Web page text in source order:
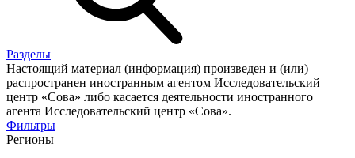
Разделы
Настоящий материал (информация) произведен и (или)
распространен иностранным агентом Исследовательский
центр «Сова» либо касается деятельности иностранного
агента Исследовательский центр «Сова».
Фильтры
Регионы